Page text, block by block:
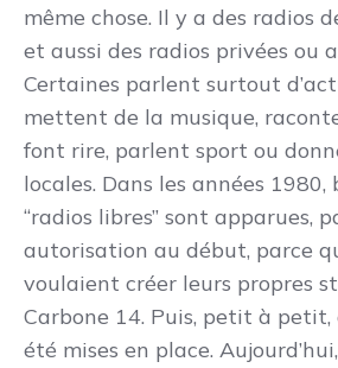
même chose. Il y a des radios
et aussi des radios privées ou
Certaines parlent surtout
mettent de la musique,
font rire, parlent sport ou
locales. Dans les années 1980,
“radios libres” sont apparues,
autorisation au début, parce
voulaient créer leurs propres
Carbone 14. Puis, petit à petit,
été mises en place.